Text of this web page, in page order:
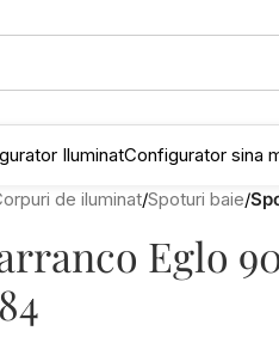
IluminatConfigurator sina
de iluminat/Spoturi baie/
Eglo